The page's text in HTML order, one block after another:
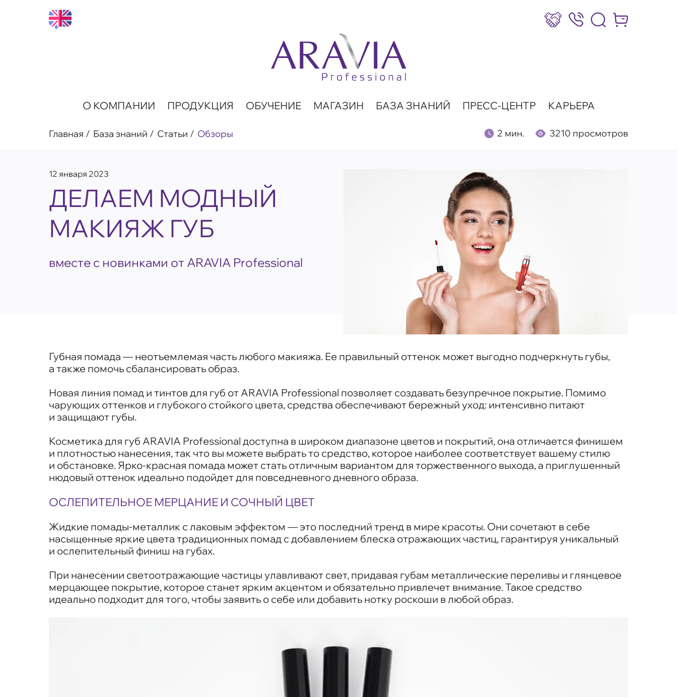
Сотрудничество
8 (800) 777-17-39
Интернет-
О КОМПАНИИ ПРОДУКЦИЯ ОБУЧЕНИЕ МАГАЗИН БАЗА ЗНАНИЙ ПРЕСС-ЦЕНТР КАРЬЕРА
Главная База знаний Статьи Обзоры 2 мин. 3210 просмотров
12 января 2023
ДЕЛАЕМ МОДНЫЙ
МАКИЯЖ ГУБ
вместе с новинками от ARAVIA Professional
Губная помада — неотъемлемая часть любого макияжа. Ее правильный оттенок может выгодно подчеркнуть губы,
а также помочь сбалансировать образ.
Новая линия помад и тинтов для губ от ARAVIA Professional позволяет создавать безупречное покрытие. Помимо
чарующих оттенков и глубокого стойкого цвета, средства обеспечивают бережный уход: интенсивно питают
и защищают губы.
Косметика для губ ARAVIA Professional доступна в широком диапазоне цветов и покрытий, она отличается финишем
и плотностью нанесения, так что вы можете выбрать то средство, которое наиболее соответствует вашему стилю
и обстановке. Ярко-красная помада может стать отличным вариантом для торжественного выхода, а приглушенный
нюдовый оттенок идеально подойдет для повседневного дневного образа.
ОСЛЕПИТЕЛЬНОЕ МЕРЦАНИЕ И СОЧНЫЙ ЦВЕТ
Жидкие помады-металлик с лаковым эффектом — это последний тренд в мире красоты. Они сочетают в себе
насыщенные яркие цвета традиционных помад с добавлением блеска отражающих частиц, гарантируя уникальный
и ослепительный финиш на губах.
При нанесении светоотражающие частицы улавливают свет, придавая губам металлические переливы и глянцевое
мерцающее покрытие, которое станет ярким акцентом и обязательно привлечет внимание. Такое средство
идеально подходит для того, чтобы заявить о себе или добавить нотку роскоши в любой образ.